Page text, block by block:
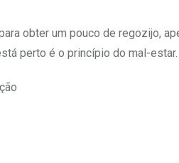
obter um pouco de regozijo,
perto é o princípio do mal-estar.